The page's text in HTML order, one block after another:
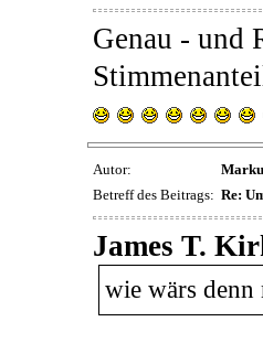
Genau - und
Autor:
Betreff des Beitrags: Re:
James T.
wie wärs